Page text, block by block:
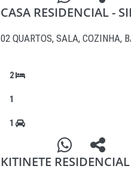
CASA RESIDENCIAL -
02 QUARTOS, SALA, COZINHA,
2
1
1
KITINETE